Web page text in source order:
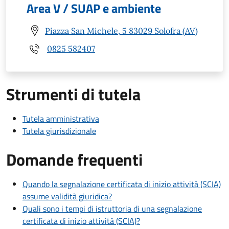
Area V / SUAP e ambiente
Piazza San Michele, 5 83029 Solofra (AV)
0825 582407
Strumenti di tutela
Tutela amministrativa
Tutela giurisdizionale
Domande frequenti
Quando la segnalazione certificata di inizio attività (SCIA)
assume validità giuridica?
Quali sono i tempi di istruttoria di una segnalazione
certificata di inizio attività (SCIA)?